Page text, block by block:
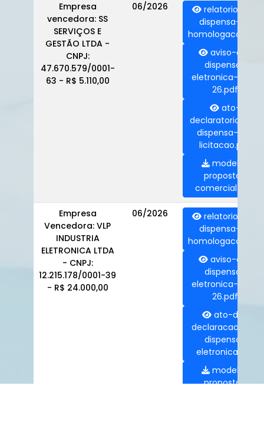
Empresa
vencedora: SS
SERVIÇOS E
GESTÃO LTDA -
CNPJ:
47.670.579/0001-
63 - R$ 5.110,00
06/2026
relatorio-de-
dispensa-e-
homologacao.pdf
aviso-de-
dispensa-
eletronica-006-
26.pdf
ato-
declaratorio-de-
dispensa-de-
licitacao.pdf
modelo-
proposta-
comercial.doc
Empresa
Vencedora: VLP
INDUSTRIA
ELETRONICA LTDA
- CNPJ:
12.215.178/0001-39
- R$ 24.000,00
06/2026
relatorio-de-
dispensa-e-
homologacao.pdf
aviso-de-
dispensa-
eletronica-005-
26.pdf
ato-de-
declaracao-de-
dispensa-
eletronica.pdf
modelo-
proposta-